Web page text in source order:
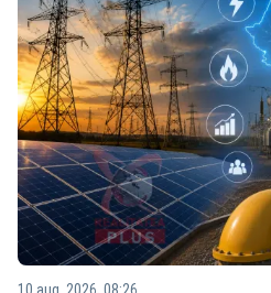
10 aug. 2026, 08:26